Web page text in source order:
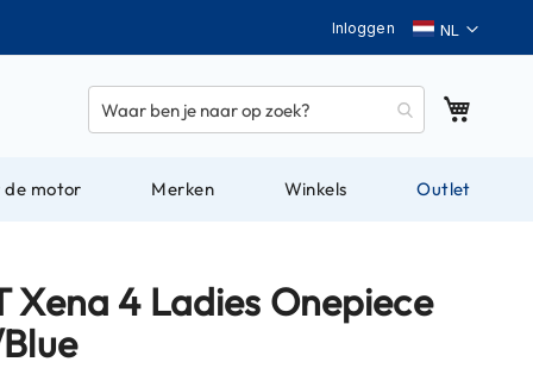
Taal
Inloggen
de motor Merken Winkels Outlet
Xena 4 Ladies Onepiece